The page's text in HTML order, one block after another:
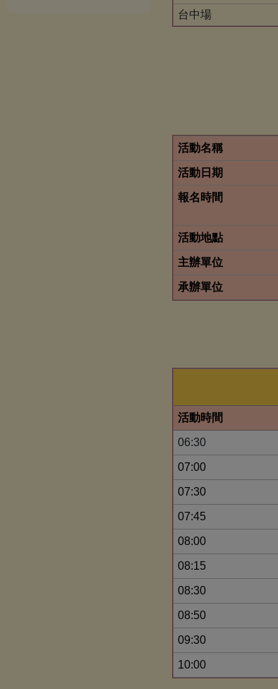
台中場
活動名稱
活動日期
報名時間
活動地點
主辦單位
承辦單位
活動時間
06:30
07:00
07:30
07:45
08:00
08:15
08:30
08:50
09:30
10:00